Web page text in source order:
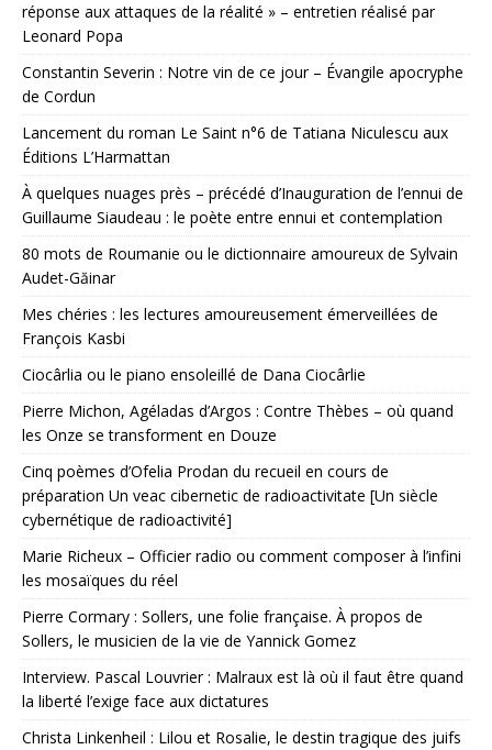
réponse aux attaques de la réalité » – entretien réalisé par
Leonard Popa
Constantin Severin : Notre vin de ce jour – Évangile apocryphe
de Cordun
Lancement du roman Le Saint n°6 de Tatiana Niculescu aux
Éditions L’Harmattan
À quelques nuages près – précédé d’Inauguration de l’ennui de
Guillaume Siaudeau : le poète entre ennui et contemplation
80 mots de Roumanie ou le dictionnaire amoureux de Sylvain
Audet-Găinar
Mes chéries : les lectures amoureusement émerveillées de
François Kasbi
Ciocârlia ou le piano ensoleillé de Dana Ciocârlie
Pierre Michon, Agéladas d’Argos : Contre Thèbes – où quand
les Onze se transforment en Douze
Cinq poèmes d’Ofelia Prodan du recueil en cours de
préparation Un veac cibernetic de radioactivitate [Un siècle
cybernétique de radioactivité]
Marie Richeux – Officier radio ou comment composer à l’infini
les mosaïques du réel
Pierre Cormary : Sollers, une folie française. À propos de
Sollers, le musicien de la vie de Yannick Gomez
Interview. Pascal Louvrier : Malraux est là où il faut être quand
la liberté l’exige face aux dictatures
Christa Linkenheil : Lilou et Rosalie, le destin tragique des juifs